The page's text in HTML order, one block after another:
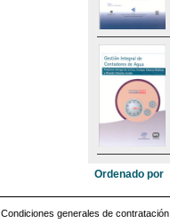
Ordenado por
Condiciones generales de contratación